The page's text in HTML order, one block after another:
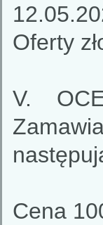
Oferty
V.
Cena